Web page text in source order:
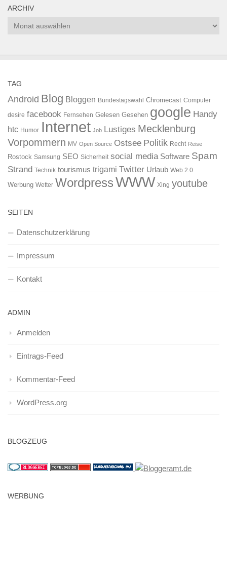
ARCHIV
Archiv
TAG
Android Blog Bloggen Bundestagswahl Chromecast Computer
desire facebook Fernsehen Gelesen Gesehen google Handy
htc Humor Internet Job Lustiges Mecklenburg
Vorpommern MV Open Source Ostsee Politik Recht Reise
Rostock Samsung SEO Sicherheit social media Software Spam
Strand Technik tourismus trigami Twitter Urlaub Web 2.0
Werbung Wetter WordpressWWW Xing youtube
SEITEN
Datenschutzerklärung
Impressum
Kontakt
ADMIN
Anmelden
Eintrags-Feed
Kommentar-Feed
WordPress.org
BLOGZEUG
WERBUNG